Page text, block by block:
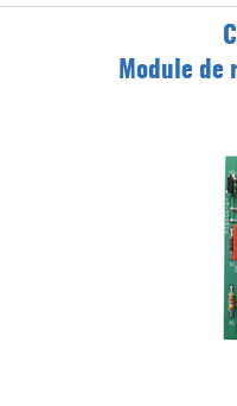
Module de